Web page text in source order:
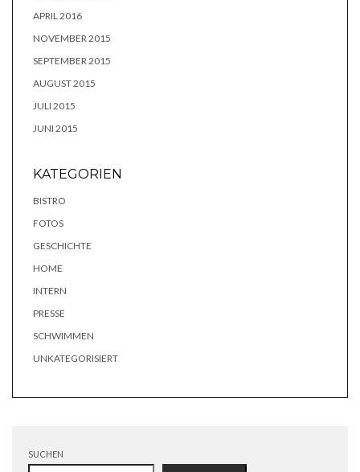
APRIL 2016
NOVEMBER 2015
SEPTEMBER 2015
AUGUST 2015
JULI 2015
JUNI 2015
KATEGORIEN
BISTRO
FOTOS
GESCHICHTE
HOME
INTERN
PRESSE
SCHWIMMEN
UNKATEGORISIERT
SUCHEN